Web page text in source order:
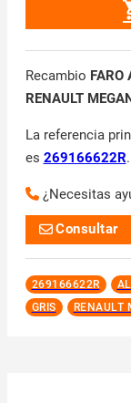
Recambio FARO
RENAULT
La referencia
es 269166622R.
¿Necesitas
Consultar
269166622R
GRIS
RENAULT